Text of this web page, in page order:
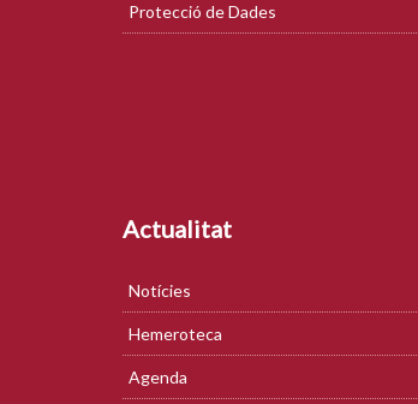
Protecció de Dades
Actualitat
Notícies
Hemeroteca
Agenda